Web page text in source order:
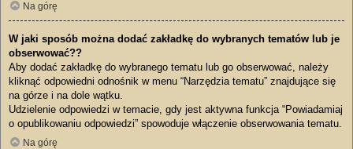
Na górę
W jaki sposób można dodać zakładkę do wybranych tematów lub je
obserwować??
Aby dodać zakładkę do wybranego tematu lub go obserwować, należy
kliknąć odpowiedni odnośnik w menu “Narzędzia tematu” znajdujące się
na górze i na dole wątku.
Udzielenie odpowiedzi w temacie, gdy jest aktywna funkcja “Powiadamiaj
o opublikowaniu odpowiedzi” spowoduje włączenie obserwowania tematu.
Na górę